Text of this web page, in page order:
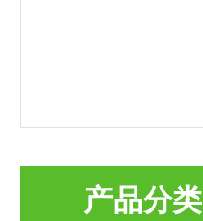
产品分类